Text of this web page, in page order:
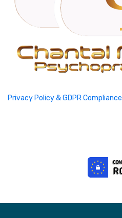
Privacy Policy & GDPR Compliance